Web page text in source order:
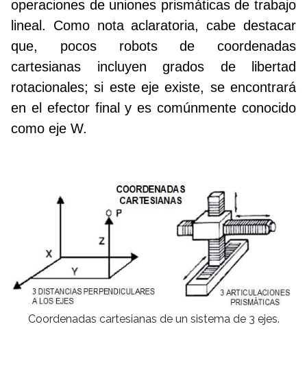
operaciones de uniones prismáticas de trabajo
lineal. Como nota aclaratoria, cabe destacar
que, pocos robots de coordenadas
cartesianas incluyen grados de libertad
rotacionales; si este eje existe, se encontrará
en el efector final y es comúnmente conocido
como eje W.
Coordenadas cartesianas de un sistema de 3 ejes.